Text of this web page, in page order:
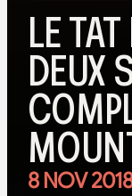
LE
DEUX
8 NOV